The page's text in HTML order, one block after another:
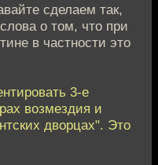
сделаем так,
о том, что при
в частности это
3-е
возмездия и
дворцах". Это